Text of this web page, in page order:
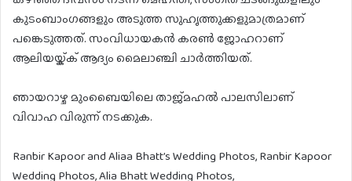
കുടംബാംഗങ്ങളും അടുത്ത സുഹൃത്തുക്കളുമാത്രമാണ്
പങ്കെടുത്തത്. സംവിധായകന്‍ കരണ്‍ ജോഹറാണ്
ആലിയയ്ക്ക് ആദ്യം മൈലാഞ്ചി ചാര്‍ത്തിയത്.
ഞായറാഴ്ച മുംബൈയിലെ താജ്മഹല്‍ പാലസിലാണ്
വിവാഹ വിരുന്ന് നടക്കുക.
Ranbir Kapoor and Aliaa Bhatt’s Wedding Photos, Ranbir Kapoor
Wedding Photos, Alia Bhatt Wedding Photos,